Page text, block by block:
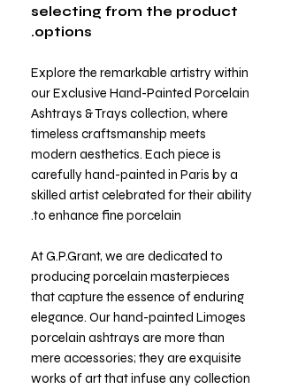
selecting from the product
options.
Explore the remarkable artistry within
our Exclusive Hand-Painted Porcelain
Ashtrays & Trays collection, where
timeless craftsmanship meets
modern aesthetics. Each piece is
carefully hand-painted in Paris by a
skilled artist celebrated for their ability
to enhance fine porcelain.
At G.P.Grant, we are dedicated to
producing porcelain masterpieces
that capture the essence of enduring
elegance. Our hand-painted Limoges
porcelain ashtrays are more than
mere accessories; they are exquisite
works of art that infuse any collection